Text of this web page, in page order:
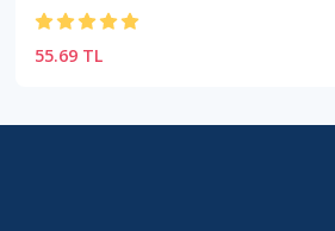
55.69 TL